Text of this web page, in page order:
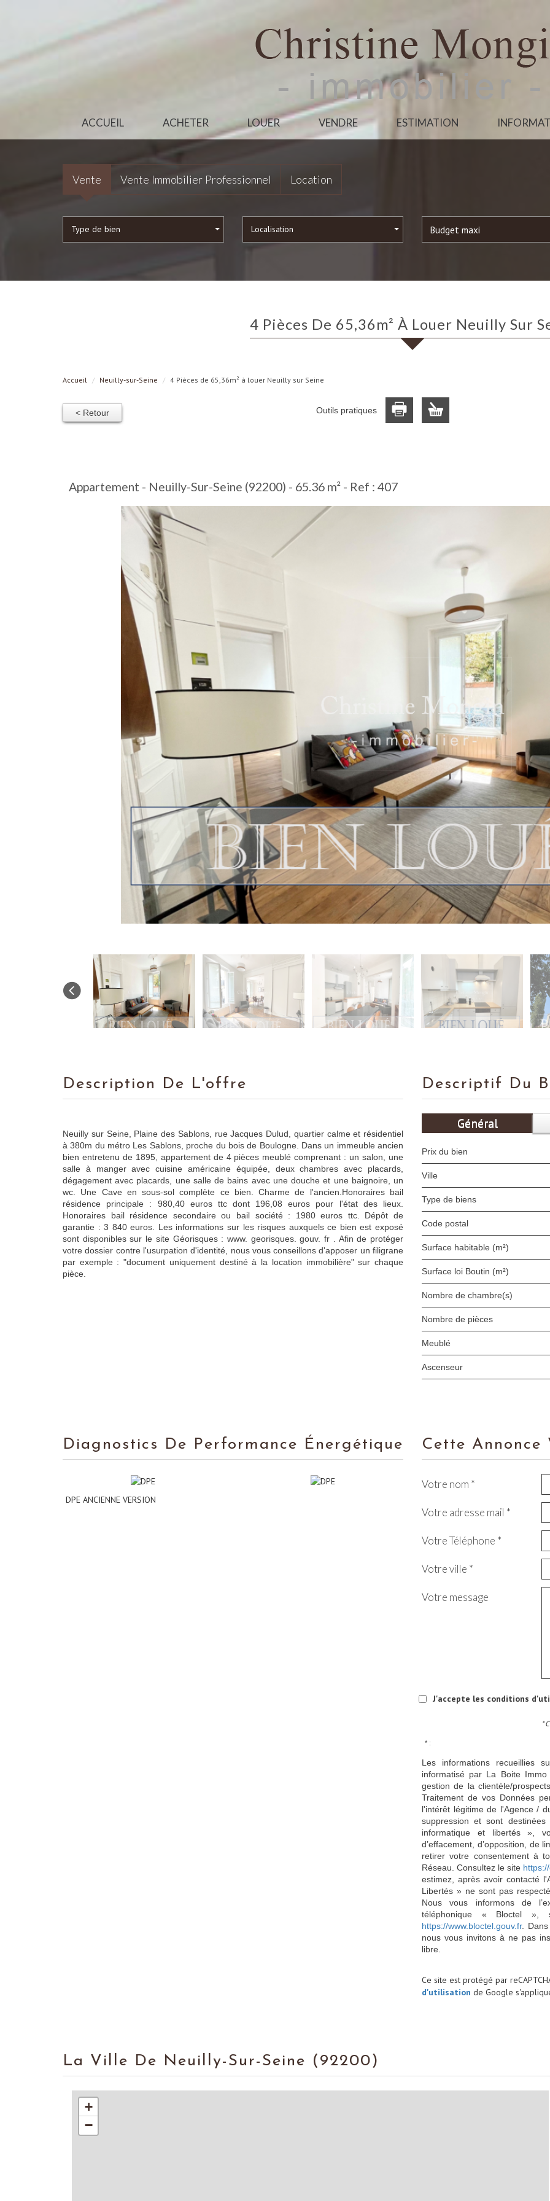
ACCUEIL ACHETER LOUER VENDRE ESTIMATION
Vente Vente Immobilier Professionnel Location
Type de bien Localisation
4 Pièces De 65,36m² À Louer Neuilly Sur
Accueil Neuilly-sur-Seine 4 Pièces de 65,36m² à louer Neuilly sur Seine
< Retour Outils pratiques
Appartement - Neuilly-Sur-Seine (92200) - 65.36 m² - Ref : 407
Description De L'offre
Neuilly sur Seine, Plaine des Sablons, rue Jacques Dulud, quartier calme et résidentiel
à 380m du métro Les Sablons, proche du bois de Boulogne. Dans un immeuble ancien
bien entretenu de 1895, appartement de 4 pièces meublé comprenant : un salon, une
salle à manger avec cuisine américaine équipée, deux chambres avec placards,
dégagement avec placards, une salle de bains avec une douche et une baignoire, un
wc. Une Cave en sous-sol complète ce bien. Charme de l'ancien.Honoraires bail
résidence principale : 980,40 euros ttc dont 196,08 euros pour l'état des lieux.
Honoraires bail résidence secondaire ou bail société : 1980 euros ttc. Dépôt de
garantie : 3 840 euros. Les informations sur les risques auxquels ce bien est exposé
sont disponibles sur le site Géorisques : www. georisques. gouv. fr . Afin de protéger
votre dossier contre l'usurpation d'identité, nous vous conseillons d'apposer un filigrane
par exemple : "document uniquement destiné à la location immobilière" sur chaque
pièce.
Descriptif Du
Général
Prix du bien
Ville
Type de biens
Code postal
Surface habitable (m²)
Surface loi Boutin (m²)
Nombre de chambre(s)
Nombre de pièces
Meublé
Ascenseur
Diagnostics De Performance Énergétique
DPE ANCIENNE VERSION
Cette
Votre nom *
Votre adresse mail *
Votre Téléphone *
Votre ville *
Votre message
J'accepte les conditions
*
* :
Les informations recueillies
informatisé par La Boite
gestion de la clientèle/
Traitement de vos Données
l'intérêt légitime de l'Agence /
suppression et sont
informatique et libertés »,
d’effacement, d’opposition, de
retirer votre consentement à
Réseau. Consultez le site
estimez, après avoir contacté
Libertés » ne sont pas
Nous vous informons de
téléphonique « Bloctel
https://www.bloctel.gouv.fr.
nous vous invitons à ne pas
libre.
Ce site est protégé par
d'utilisation de Google
La Ville De Neuilly-Sur-Seine (92200)
+
−